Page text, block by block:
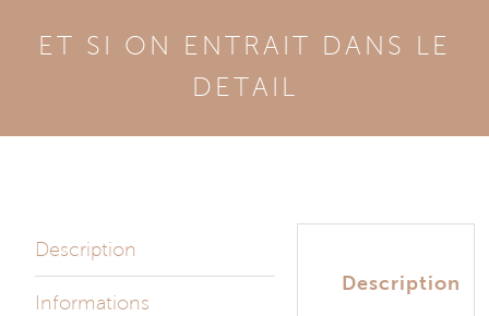
ET SI ON ENTRAIT DANS LE
DETAIL
Description
Informations
Description